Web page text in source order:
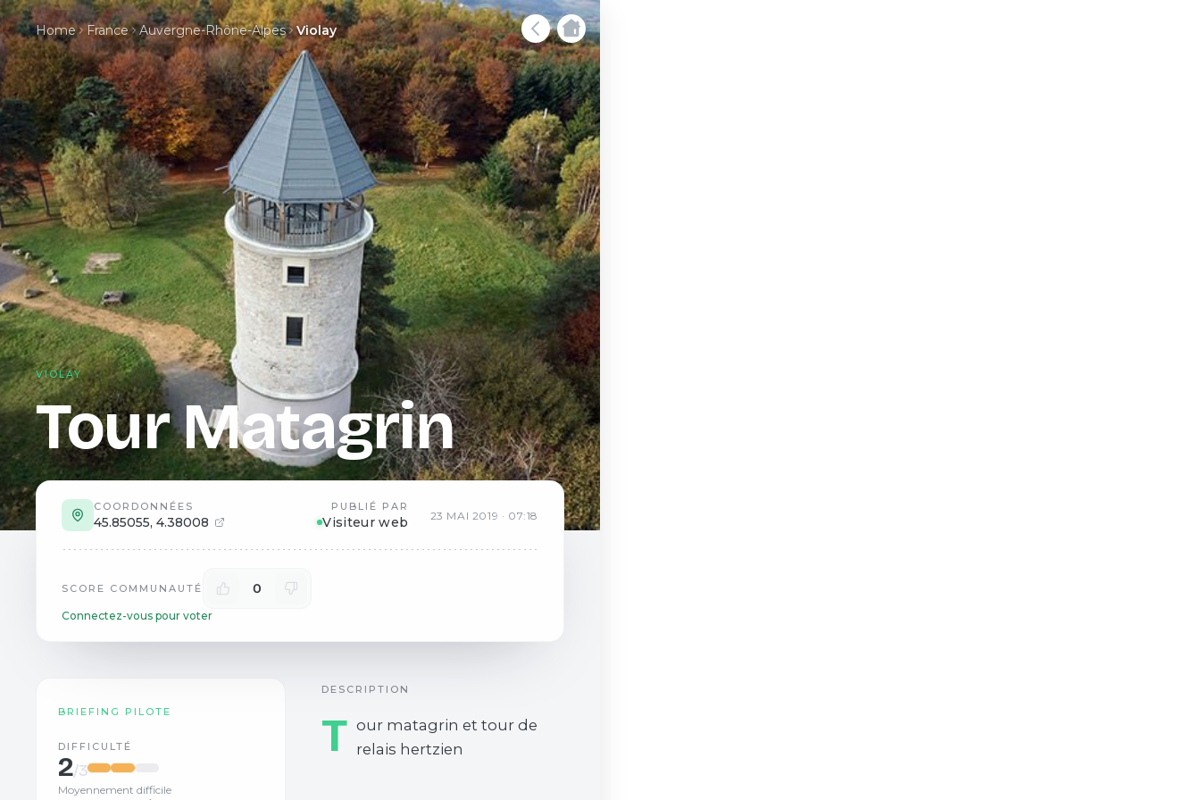
Home France Auvergne-Rhône-Alpes Violay
VIOLAY
Tour Matagrin
COORDONNÉES
45.85055, 4.38008
PUBLIÉ PAR
Visiteur web 23 MAI 2019 · 07:18
SCORE COMMUNAUTÉ 0
Connectez-vous pour voter
BRIEFING PILOTE
DIFFICULTÉ
2/3
Moyennement difficile
DESCRIPTION
T our matagrin et tour de
relais hertzien